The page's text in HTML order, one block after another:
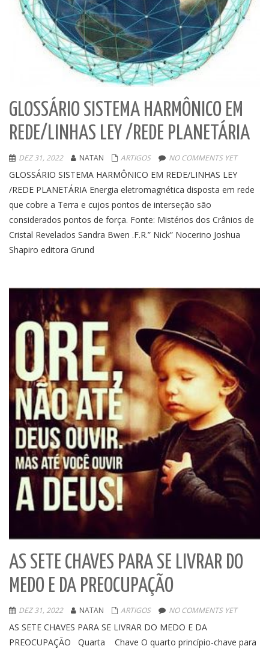
GLOSSÁRIO SISTEMA HARMÔNICO EM
REDE/LINHAS LEY /REDE PLANETÁRIA
DEZ 31, 2022 NATAN ARTIGOS NO COMMENTS YET
GLOSSÁRIO SISTEMA HARMÔNICO EM REDE/LINHAS LEY
/REDE PLANETÁRIA Energia eletromagnética disposta em rede
que cobre a Terra e cujos pontos de interseção são
considerados pontos de força. Fonte: Mistérios dos Crânios de
Cristal Revelados Sandra Bwen .F.R.” Nick” Nocerino Joshua
Shapiro editora Grund
AS SETE CHAVES PARA SE LIVRAR DO
MEDO E DA PREOCUPAÇÃO
DEZ 31, 2022 NATAN ARTIGOS NO COMMENTS YET
AS SETE CHAVES PARA SE LIVRAR DO MEDO E DA
PREOCUPAÇÃO Quarta Chave O quarto princípio-chave para